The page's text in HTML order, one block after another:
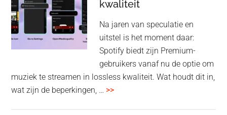
kwaliteit
Na jaren van speculatie en
uitstel is het moment daar:
Spotify biedt zijn Premium-
gebruikers vanaf nu de optie om
muziek te streamen in lossless kwaliteit. Wat houdt dit in,
wat zijn de beperkingen, … >>overSpotify